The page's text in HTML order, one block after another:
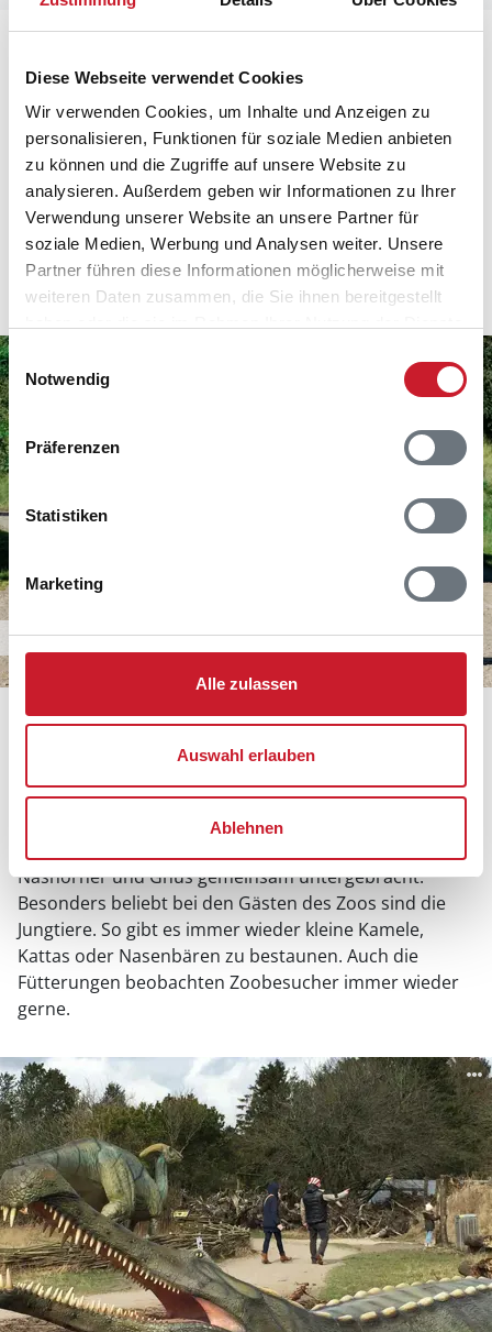
Diese Webseite verwendet Cookies
Wir verwenden Cookies, um Inhalte und Anzeigen zu
personalisieren, Funktionen für soziale Medien anbieten
zu können und die Zugriffe auf unsere Website zu
analysieren. Außerdem geben wir Informationen zu Ihrer
Verwendung unserer Website an unsere Partner für
soziale Medien, Werbung und Analysen weiter. Unsere
Partner führen diese Informationen möglicherweise mit
weiteren Daten zusammen, die Sie ihnen bereitgestellt
Einwilligungsauswahl
Notwendig
Präferenzen
Statistiken
Marketing
Alle zulassen
Auswahl erlauben
Ablehnen
Auf einer Safari durch den über 116 Hektar großen
Park bei Give in Jütland treffen Sie unter anderem auf
Elefanten, Alpakas, Wölfe oder Breitmaulnashörner
sowie Riesenotter und Bongos. Hier lebt auch nach wie
vor ein Löwenrudel. Dabei bleibt es Ihnen überlassen,
ob Sie mit dem eigenen Auto oder dem Safaribus den
Park erkunden. Für Fußgänger bietet sich das 6
Kilometer lange Wegenetz an. Oder Sie nutzen einfach
alle drei Varianten, um die Tierwelt zu entdecken.
Löwen im Givskud Zoo
Löwengehege und mehr
denen sie innerhalb von Gruppen leben. Ähnlich wie
unter natürlichen Bedingungen wohnen auch im Zoo
Nashörner und Gnus gemeinsam untergebracht.
Besonders beliebt bei den Gästen des Zoos sind die
Jungtiere. So gibt es immer wieder kleine Kamele,
Kattas oder Nasenbären zu bestaunen. Auch die
Fütterungen beobachten Zoobesucher immer wieder
gerne.